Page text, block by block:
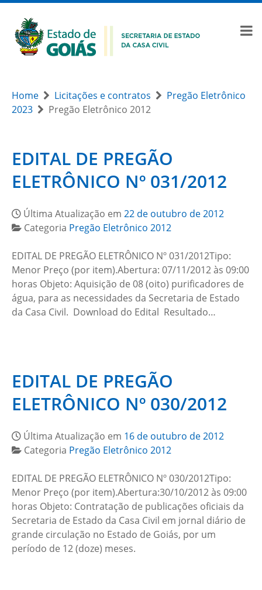
Home Licitações e contratos
Pregão Eletrônico
2023
Pregão Eletrônico 2012
EDITAL DE PREGÃO
ELETRÔNICO Nº 031/2012
Última Atualização em 22 de outubro de 2012
Categoria Pregão Eletrônico 2012
EDITAL DE PREGÃO ELETRÔNICO Nº 031/2012Tipo:
Menor Preço (por item).Abertura: 07/11/2012 às 09:00
horas Objeto: Aquisição de 08 (oito) purificadores de
água, para as necessidades da Secretaria de Estado
da Casa Civil. Download do Edital Resultado…
EDITAL DE PREGÃO
ELETRÔNICO Nº 030/2012
Última Atualização em 16 de outubro de 2012
Categoria Pregão Eletrônico 2012
EDITAL DE PREGÃO ELETRÔNICO Nº 030/2012Tipo:
Menor Preço (por item).Abertura:30/10/2012 às 09:00
horas Objeto: Contratação de publicações oficiais da
Secretaria de Estado da Casa Civil em jornal diário de
grande circulação no Estado de Goiás, por um
período de 12 (doze) meses.